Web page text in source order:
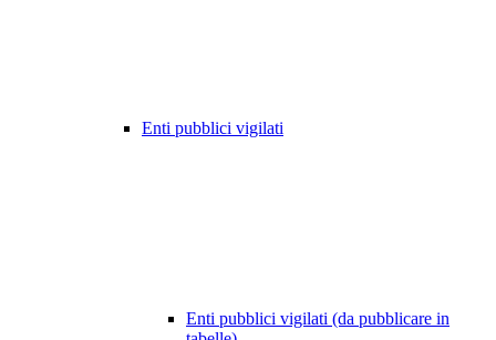
Enti pubblici vigilati
Enti pubblici vigilati (da pubblicare in